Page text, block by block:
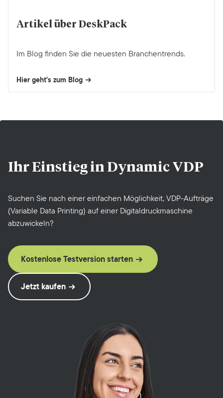
Artikel über DeskPack
Im Blog finden Sie die neuesten Branchentrends.
Hier geht's zum Blog
Ihr Einstieg in Dynamic VDP
Suchen Sie nach einer einfachen Möglichkeit, VDP-Aufträge
(Variable Data Printing) auf einer Digitaldruckmaschine
abzuwickeln?
Kostenlose Testversion starten
Jetzt kaufen